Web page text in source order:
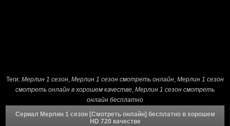
Теги: Мерлин 1 сезон, Мерлин 1 сезон cмотреть онлайн, Мерлин 1 сезон
смотреть онлайн в хорошем качестве, Мерлин 1 сезон смотреть
онлайн бесплатно
Сериал Мерлин 1 сезон [Смотреть онлайн] бесплатно в хорошем
HD 720 качестве